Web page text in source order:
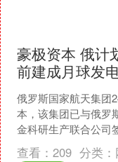
豪极资本 俄计
前建成月球发
俄罗斯国家航天集团
本，该集团已与俄罗
金科研生产联合公司
2036年前建成月球发
查看： 209 分类：